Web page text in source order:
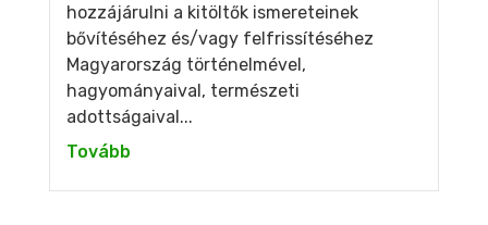
hozzájárulni a kitöltők ismereteinek
bővítéséhez és/vagy felfrissítéséhez
Magyarország történelmével,
hagyományaival, természeti
adottságaival...
Tovább